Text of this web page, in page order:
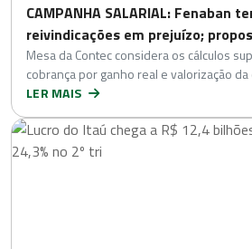
CAMPANHA SALARIAL: Fenaban
reivindicações em prejuízo;
Mesa da Contec considera os cálculos
cobrança por ganho real e valorização
LER MAIS